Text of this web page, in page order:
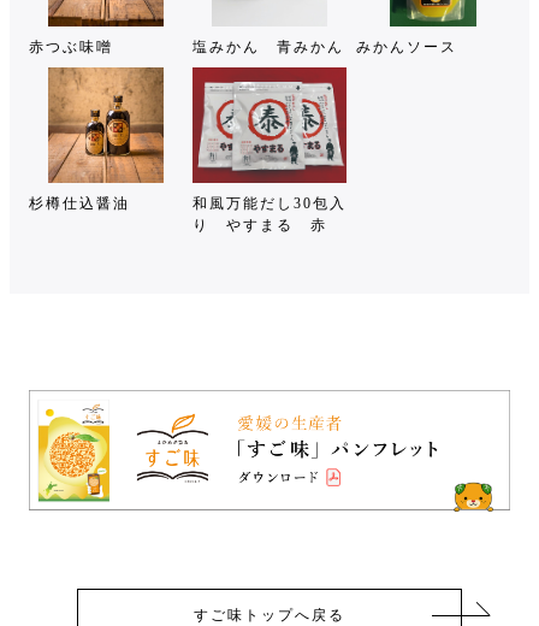
赤つぶ味噌 塩みかん 青みかん みかんソース
杉樽仕込醤油
和風万能だし30包入
り やすまる 赤
すご味トップへ戻る